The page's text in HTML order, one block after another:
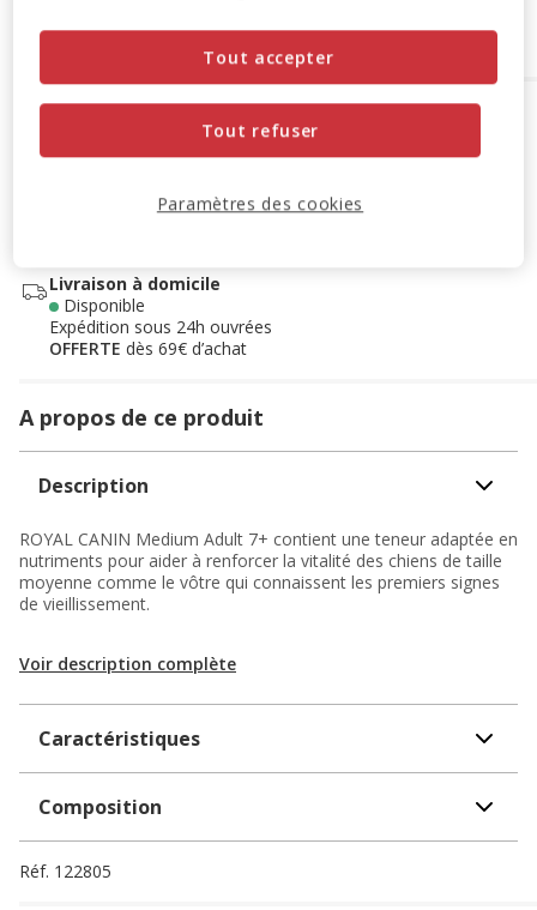
Options de livraison Détails livraison
Retrait en magasin
Voir la disponibilité en magasin
Retrait dans 2hOFFERT
Livraison à domicile
Disponible
Expédition sous 24h ouvrées
OFFERTE dès 69€ d’achat
A propos de ce produit
Description
ROYAL CANIN Medium Adult 7+ contient une teneur adaptée en
nutriments pour aider à renforcer la vitalité des chiens de taille
moyenne comme le vôtre qui connaissent les premiers signes
de vieillissement.
Voir description complète
Caractéristiques
Composition
Réf. 122805
Tout refuser
Tout accepter
Paramètres des cookies